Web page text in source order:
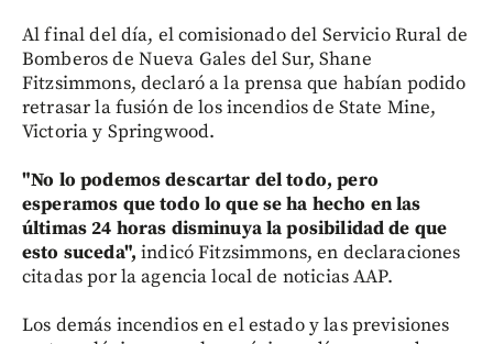
Al final del día, el comisionado del Servicio Rural de
Bomberos de Nueva Gales del Sur, Shane
Fitzsimmons, declaró a la prensa que habían podido
retrasar la fusión de los incendios de State Mine,
Victoria y Springwood.
"No lo podemos descartar del todo, pero
esperamos que todo lo que se ha hecho en las
últimas 24 horas disminuya la posibilidad de que
esto suceda", indicó Fitzsimmons, en declaraciones
citadas por la agencia local de noticias AAP.
Los demás incendios en el estado y las previsiones